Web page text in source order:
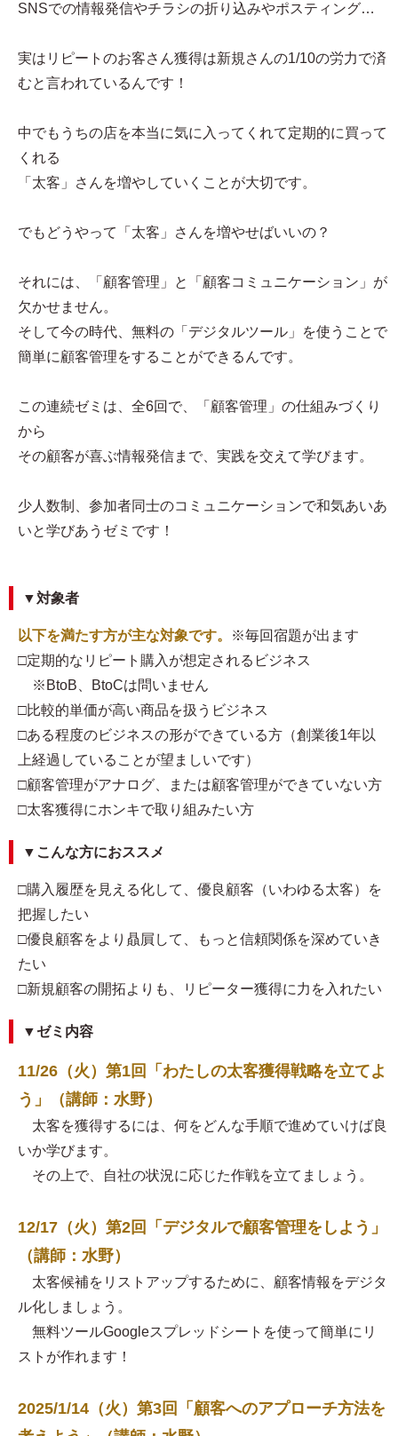
SNSでの情報発信やチラシの折り込みやポスティング…
実はリピートのお客さん獲得は新規さんの1/10の労力で済
むと言われているんです！
中でもうちの店を本当に気に入ってくれて定期的に買って
くれる
「太客」さんを増やしていくことが大切です。
でもどうやって「太客」さんを増やせばいいの？
それには、「顧客管理」と「顧客コミュニケーション」が
欠かせません。
そして今の時代、無料の「デジタルツール」を使うことで
簡単に顧客管理をすることができるんです。
この連続ゼミは、全6回で、「顧客管理」の仕組みづくり
から
その顧客が喜ぶ情報発信まで、実践を交えて学びます。
少人数制、参加者同士のコミュニケーションで和気あいあ
いと学びあうゼミです！
▼対象者
以下を満たす方が主な対象です。
※毎回宿題が出ます
□定期的なリピート購入が想定されるビジネス
※BtoB、BtoCは問いません
□比較的単価が高い商品を扱うビジネス
□ある程度のビジネスの形ができている方（創業後1年以
上経過していることが望ましいです）
□顧客管理がアナログ、または顧客管理ができていない方
□太客獲得にホンキで取り組みたい方
▼こんな方におススメ
□購入履歴を見える化して、優良顧客（いわゆる太客）を
把握したい
□優良顧客をより贔屓して、もっと信頼関係を深めていき
たい
□新規顧客の開拓よりも、リピーター獲得に力を入れたい
▼ゼミ内容
11/26（火）第1回「わたしの太客獲得戦略を立てよ
う」（講師：水野）
太客を獲得するには、何をどんな手順で進めていけば良
いか学びます。
その上で、自社の状況に応じた作戦を立てましょう。
12/17（火）第2回「デジタルで顧客管理をしよう」
（講師：水野）
太客候補をリストアップするために、顧客情報をデジタ
ル化しましょう。
無料ツールGoogleスプレッドシートを使って簡単にリ
ストが作れます！
2025/1/14（火）第3回「顧客へのアプローチ方法を